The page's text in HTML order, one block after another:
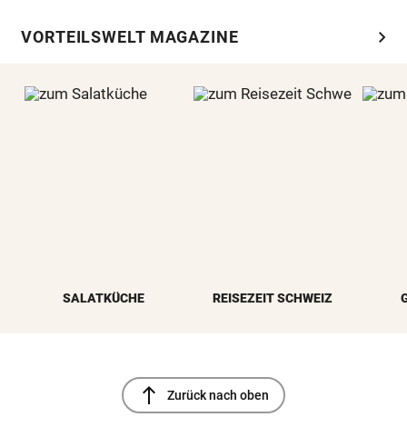
VORTEILSWELT MAGAZINE chevron_right
SALATKÜCHE REISEZEIT SCHWEIZ
north Zurück nach oben